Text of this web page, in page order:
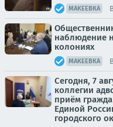
МАКЕЕВКА
наблюдение
колониях
МАКЕЕВКА
Сегодня, 7
коллегии
приём
Единой
городского